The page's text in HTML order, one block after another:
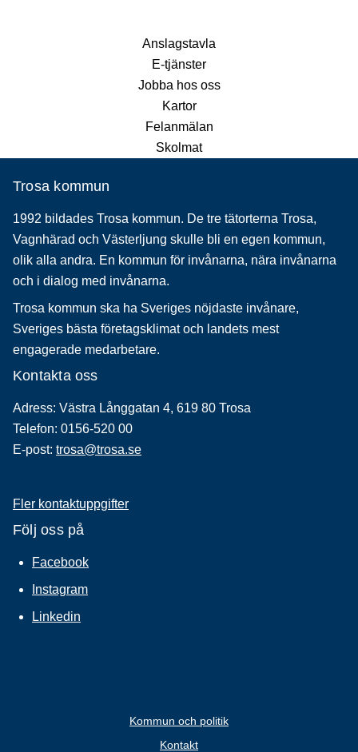
Anslagstavla
E-tjänster
Jobba hos oss
Kartor
Felanmälan
Skolmat
Trosa kommun
1992 bildades Trosa kommun. De tre tätorterna Trosa,
Vagnhärad och Västerljung skulle bli en egen kommun,
olik alla andra. En kommun för invånarna, nära invånarna
och i dialog med invånarna.
Trosa kommun ska ha Sveriges nöjdaste invånare,
Sveriges bästa företagsklimat och landets mest
engagerade medarbetare.
Kontakta oss
Adress: Västra Långgatan 4, 619 80 Trosa
Telefon: 0156-520 00
E-post: trosa@trosa.se
Fler kontaktuppgifter
Följ oss på
Facebook
Instagram
Linkedin
Kommun och politik
Kontakt